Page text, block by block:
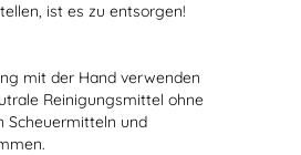
ist es zu entsorgen!
mit der Hand verwenden
Reinigungsmittel ohne
Scheuermitteln und